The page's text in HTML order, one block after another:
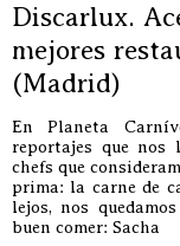
Discarlux.
mejores
(Madrid)
En Planeta
reportajes que nos
chefs que
prima: la carne de
lejos, nos
buen comer: Sacha